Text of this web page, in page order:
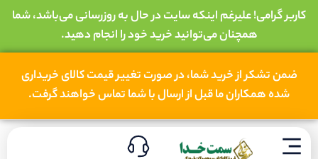
کاربر گرامی! علیرغم اینکه سایت در حال به روزرسانی می‌باشد، شما
همچنان می‌توانید خرید خود را انجام دهید.
ضمن تشکر از خرید شما، در صورت تغییر قیمت کالای خریداری
شده همکاران ما قبل از ارسال با شما تماس خواهند گرفت.